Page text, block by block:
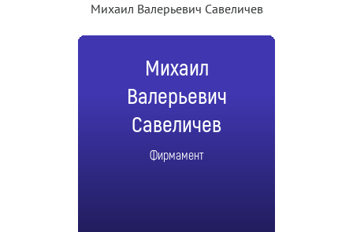
Михаил Валерьевич Савеличев
Михаил
Валерьевич
Савеличев
Фирмамент